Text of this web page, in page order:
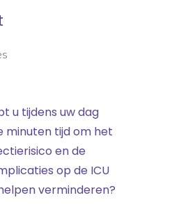
u tijdens uw dag
minuten tijd om het
en de
op de ICU
verminderen?